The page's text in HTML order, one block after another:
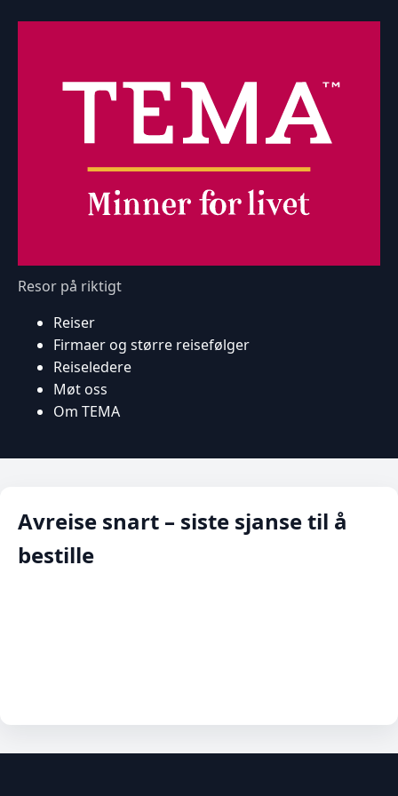
Resor på riktigt
Reiser
Firmaer og større reisefølger
Reiseledere
Møt oss
Om TEMA
Avreise snart – siste sjanse til å
bestille